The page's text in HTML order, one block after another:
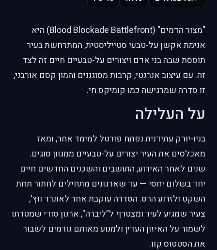
"מצור הדמים" (Blood Blockade Battlefront) היא
אנימת אקשן על-טבעי סטייליסטית, המתרחשת בעיר
תוססת שבה בני אדם ויצורים על-טבעיים חיים זה לצד
זה. עם עיצוב אנרגטי, קרבות מסוגננים והמון קסם אורבני,
זו סדרה שמרגישה כמו קומיקס חי.
על העלילה
בניו-יורק עתידנית נפתח פורטל למימד אחר, ומאז
מאכלסים את העיר יצורים על-טבעיים ממגוון סוגים.
שנים לאחר האירוע, התושבים והשכנים החדשים חיים
יחד בשלום יחסי — עד שארגונים מתחילים לחתור תחת
השקט ולזרוע הרס. הסדרה עוקבת אחר לאונרד ווץ',
צעיר שמגיע לעיר ומצטרף ל"ליברה", ארגון סודי שמטרתו
לשמור על האיזון העדין ולמנוע מאותם גורמים לשבור
את הסטטוס קוו.